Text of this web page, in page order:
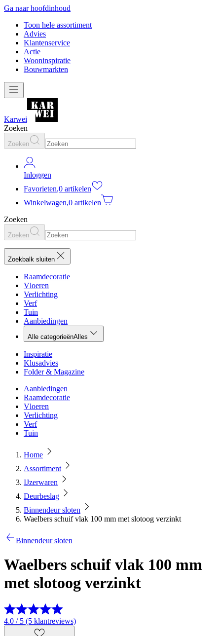
Ga naar hoofdinhoud
Toon hele assortiment
Advies
Klantenservice
Actie
Wooninspiratie
Bouwmarkten
Karwei
Zoeken
Zoeken
Inloggen
Favorieten,0 artikelen
Winkelwagen,0 artikelen
Zoeken
Zoeken
Zoekbalk sluiten
Raamdecoratie
Vloeren
Verlichting
Verf
Tuin
Aanbiedingen
Alle categorieënAlles
Inspiratie
Klusadvies
Folder & Magazine
Aanbiedingen
Raamdecoratie
Vloeren
Verlichting
Verf
Tuin
Home
Assortiment
IJzerwaren
Deurbeslag
Binnendeur sloten
Waelbers schuif vlak 100 mm met slotoog verzinkt
Binnendeur sloten
Waelbers schuif vlak 100 mm
met slotoog verzinkt
4.0 / 5 (5 klantreviews)